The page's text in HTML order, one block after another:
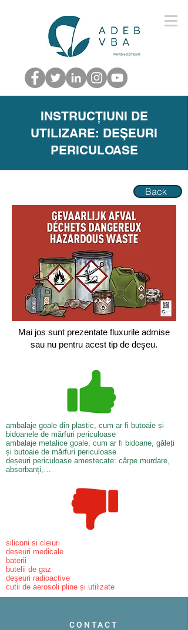
INSTRUCȚIUNI DE
UTILIZARE: DEŞEURI
PERICULOASE
Back
Mai jos sunt prezentate fluxurile admise
sau nu pentru acest tip de deşeu.
ambalaje goale din plastic, cum ar fi butoaie și
bidoanele de mărfuri periculoase
ambalaje metalice goale, cum ar fi bidoane, găleți
și butoaie de mărfuri periculoase
deșeuri periculoase amestecate: cârpe murdare,
absorbanți,…
siliconi si cleiuri
deșeuri medicale
baterii
butelii de gaz
deşeuri radioactive
cutii de aerosoli pline și utilizate
CONTACT